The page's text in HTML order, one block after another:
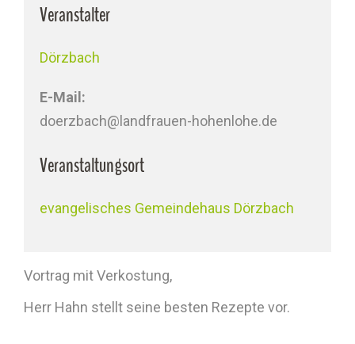
Veranstalter
Dörzbach
E-Mail:
doerzbach@landfrauen-hohenlohe.de
Veranstaltungsort
evangelisches Gemeindehaus Dörzbach
Vortrag mit Verkostung,
Herr Hahn stellt seine besten Rezepte vor.